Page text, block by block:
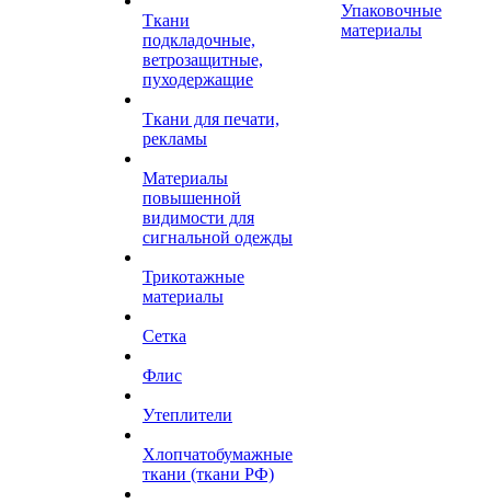
Ткани
подкладочные,
ветрозащитные,
пуходержащие
Ткани для печати,
рекламы
Материалы
повышенной
видимости для
сигнальной одежды
Трикотажные
материалы
Сетка
Флис
Утеплители
Хлопчатобумажные
ткани (ткани РФ)
Упаковочные
материалы